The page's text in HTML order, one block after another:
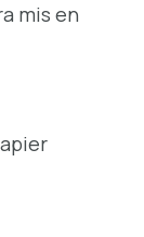
mis en